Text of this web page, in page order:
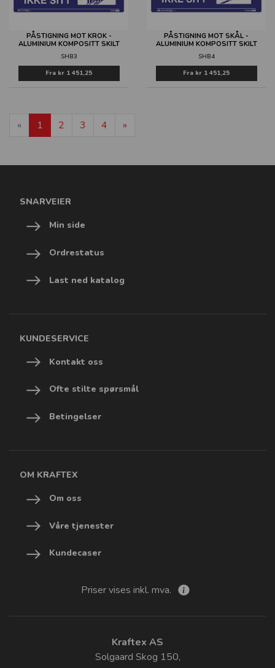
PÅSTIGNING MOT KROK -
ALUMINIUM KOMPOSITT SKILT
SHB3
Fra kr 1 451,25
PÅSTIGNING MOT SKÅL -
ALUMINIUM KOMPOSITT SKILT
SHB4
Fra kr 1 451,25
« 1 2 3 4 »
SNARVEIER
Min side
Ordrestatus
Last ned katalog
KUNDESERVICE
Kontakt oss
Ofte stilte spørsmål
Betingelser
OM KRAFTEX
Om oss
Våre tjenester
Kundecaser
Priser vises inkl. mva.
Kraftex AS
Solgaard Skog 150,